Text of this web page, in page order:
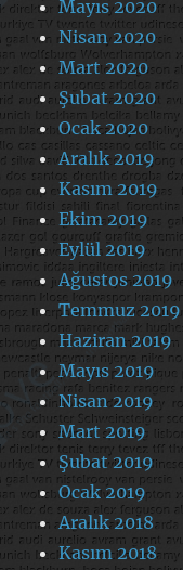
Mayıs 2020
Nisan 2020
Mart 2020
Şubat 2020
Ocak 2020
Aralık 2019
Kasım 2019
Ekim 2019
Eylül 2019
Ağustos 2019
Temmuz 2019
Haziran 2019
Mayıs 2019
Nisan 2019
Mart 2019
Şubat 2019
Ocak 2019
Aralık 2018
Kasım 2018